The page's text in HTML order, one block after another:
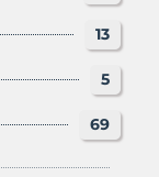
13
5
69